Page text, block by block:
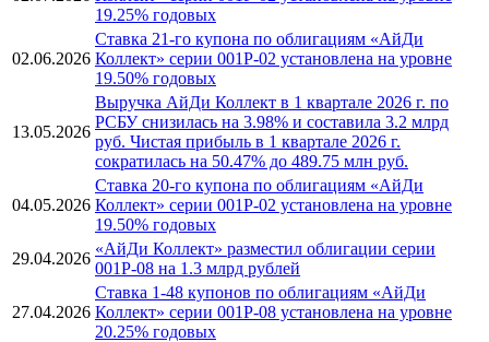
19.25% годовых
02.06.2026
Ставка 21-го купона по облигациям «АйДи
Коллект» серии 001Р-02 установлена на уровне
19.50% годовых
13.05.2026
Выручка АйДи Коллект в 1 квартале 2026 г. по
РСБУ снизилась на 3.98% и составила 3.2 млрд
руб. Чистая прибыль в 1 квартале 2026 г.
сократилась на 50.47% до 489.75 млн руб.
04.05.2026
Ставка 20-го купона по облигациям «АйДи
Коллект» серии 001Р-02 установлена на уровне
19.50% годовых
29.04.2026
«АйДи Коллект» разместил облигации серии
001Р-08 на 1.3 млрд рублей
27.04.2026
Ставка 1-48 купонов по облигациям «АйДи
Коллект» серии 001Р-08 установлена на уровне
20.25% годовых